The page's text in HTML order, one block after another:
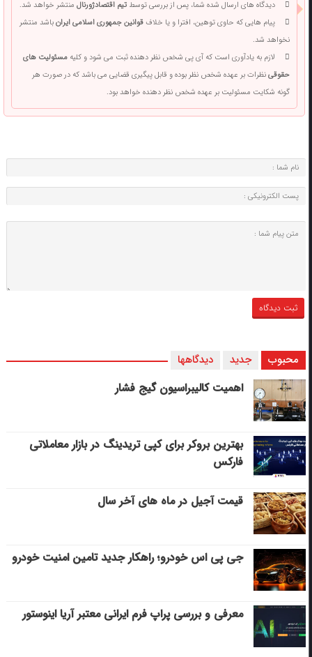
دیدگاه های ارسال شده شما، پس از بررسی توسطتیم اقتصادژورنالمنتشر خواهد شد.
پیام هایی که حاوی توهین، افترا و یا خلافقوانین جمهوری اسلامی ایرانباشد منتشر
نخواهد شد.
لازم به یادآوری است که آی پی شخص نظر دهنده ثبت می شود و کلیهمسئولیت های
حقوقینظرات بر عهده شخص نظر بوده و قابل پیگیری قضایی می باشد که در صورت هر
گونه شکایت مسئولیت بر عهده شخص نظر دهنده خواهد بود.
محبوب جدید دیدگاهها
اهمیت کالیبراسیون گیج فشار
بهترین بروکر برای کپی‌ تریدینگ در بازار معاملاتی
فارکس
قیمت آجیل در ماه های آخر سال
جی پی اس خودرو؛ راهکار جدید تامین امنیت خودرو
معرفی و بررسی پراپ فرم ایرانی معتبر آریا اینوستور